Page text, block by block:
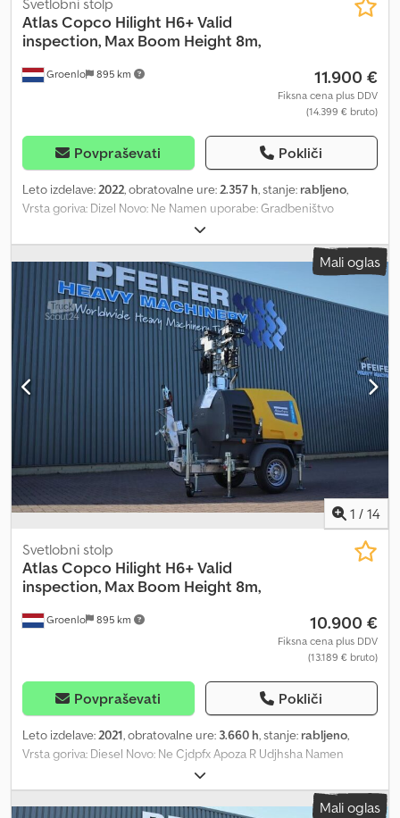
Groenlo 895 km
Svetlobni stolp
Atlas Copco Hilight H6+ Valid
inspection, Max Boom Height 8m,
11.900 €
Fiksna cena plus DDV
(14.399 € bruto)
Povpraševati Pokliči
Leto izdelave:2022, obratovalne ure:2.357 h, stanje: rabljeno,
Vrsta goriva: Dizel Novo: Ne Namen uporabe: Gradbeništvo
Znamka motorja: Kubota Csdpfoza R U Djx Aphsha Dimenzije
tovornega prostora: 209 x 129 x 250 cm Serijska številka:
ESF208610 Za več informacij se obrnite na PFEIFER GROUP.Mali oglas
1 / 14
Groenlo 895 km
Svetlobni stolp
Atlas Copco Hilight H6+ Valid
inspection, Max Boom Height 8m,
10.900 €
Fiksna cena plus DDV
(13.189 € bruto)
Povpraševati Pokliči
Leto izdelave: 2021, obratovalne ure: 3.660 h, stanje: rabljeno,
Vrsta goriva: Diesel Novo: Ne Cjdpfx Apoza R Udjhsha Namen
uporabe: Gradbeništvo Znamka motorja: Kubota Dimenzije
tovornega prostora: 209 x 129 x 250 cm Serijska številka:
ESF207362 Za več informacij se obrnite na PFEIFER GROUP.Mali oglas